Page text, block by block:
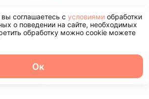
и мы свяжемся с
время
соглашаетесь с условиями обработки
о поведении на сайте, необходимых
обработку можно cookie можете
Ок